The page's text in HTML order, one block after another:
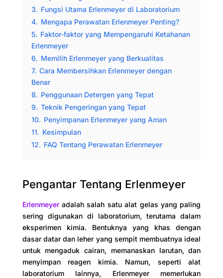
3. Fungsi Utama Erlenmeyer di Laboratorium
4. Mengapa Perawatan Erlenmeyer Penting?
5. Faktor-faktor yang Mempengaruhi Ketahanan
Erlenmeyer
6. Memilih Erlenmeyer yang Berkualitas
7. Cara Membersihkan Erlenmeyer dengan
Benar
8. Penggunaan Detergen yang Tepat
9. Teknik Pengeringan yang Tepat
10. Penyimpanan Erlenmeyer yang Aman
11. Kesimpulan
12. FAQ Tentang Perawatan Erlenmeyer
Pengantar Tentang Erlenmeyer
Erlenmeyeradalah salah satu alat gelas yang paling
sering digunakan di laboratorium, terutama dalam
eksperimen kimia. Bentuknya yang khas dengan
dasar datar dan leher yang sempit membuatnya ideal
untuk mengaduk cairan, memanaskan larutan, dan
menyimpan reagen kimia. Namun, seperti alat
laboratorium lainnya, Erlenmeyer memerlukan